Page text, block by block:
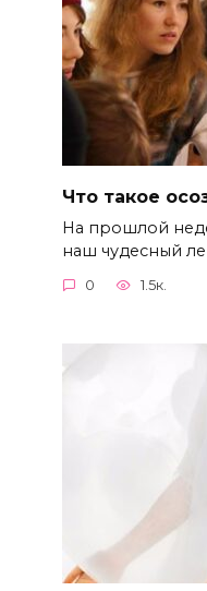
Что такое
На прошлой
наш чудесный
0 1.5к.